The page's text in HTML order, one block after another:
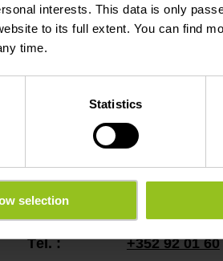
interests. This data is only
to its full extent. You can find
time.
Statistics
selection
Tél. :
+352 92 01 60